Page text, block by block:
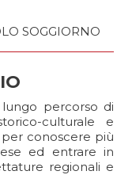
SOGGIORNO
percorso di
culturale e
conoscere più
ed entrare in
regionali e